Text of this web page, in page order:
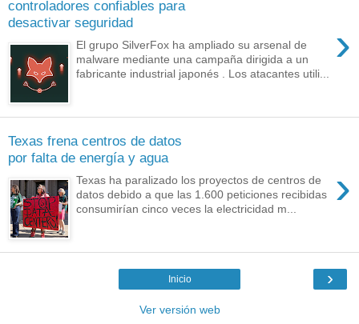
controladores confiables para
desactivar seguridad
›
El grupo SilverFox ha ampliado su arsenal de
malware mediante una campaña dirigida a un
fabricante industrial japonés . Los atacantes utili...
Texas frena centros de datos
por falta de energía y agua
›
Texas ha paralizado los proyectos de centros de
datos debido a que las 1.600 peticiones recibidas
consumirían cinco veces la electricidad m...
›
Inicio
Ver versión web